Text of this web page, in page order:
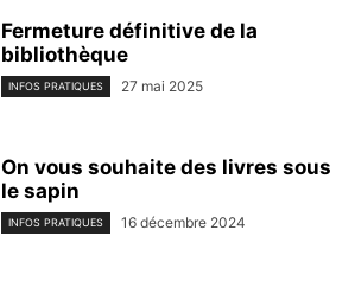
Fermeture définitive de la
bibliothèque
INFOS PRATIQUES 27 mai 2025
On vous souhaite des livres sous
le sapin
INFOS PRATIQUES 16 décembre 2024